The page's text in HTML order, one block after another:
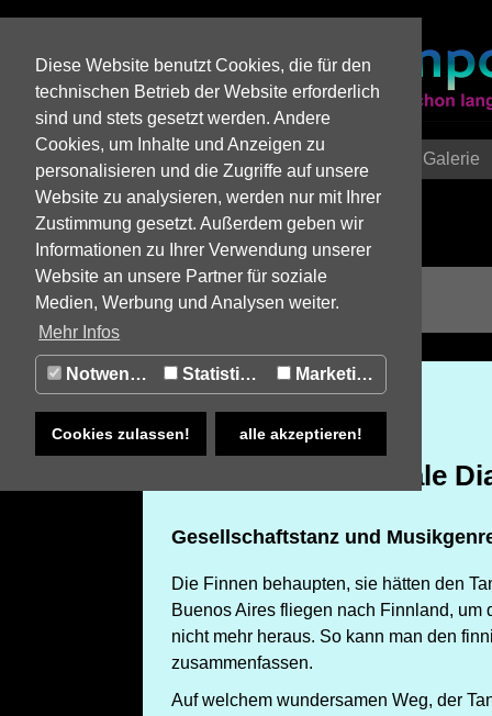
Diese Website benutzt Cookies, die für den
technischen Betrieb der Website erforderlich
sind und stets gesetzt werden. Andere
Cookies, um Inhalte und Anzeigen zu
personalisieren und die Zugriffe auf unsere
Website zu analysieren, werden nur mit Ihrer
Zustimmung gesetzt. Außerdem geben wir
Informationen zu Ihrer Verwendung unserer
Website an unsere Partner für soziale
Medien, Werbung und Analysen weiter.
Mehr Infos
Notwendig Statistiken Marketing
Cookies zulassen! alle akzeptieren!
Zeitreise Galerie
1910 - 1919
KULTUR
Siempre Tango!
Und der non-verbale
Gesellschaftstanz und
Die Finnen behaupten, sie hätten den
Buenos Aires fliegen nach Finnland,
nicht mehr heraus. So kann man den
zusammenfassen.
Auf welchem wundersamen Weg, der